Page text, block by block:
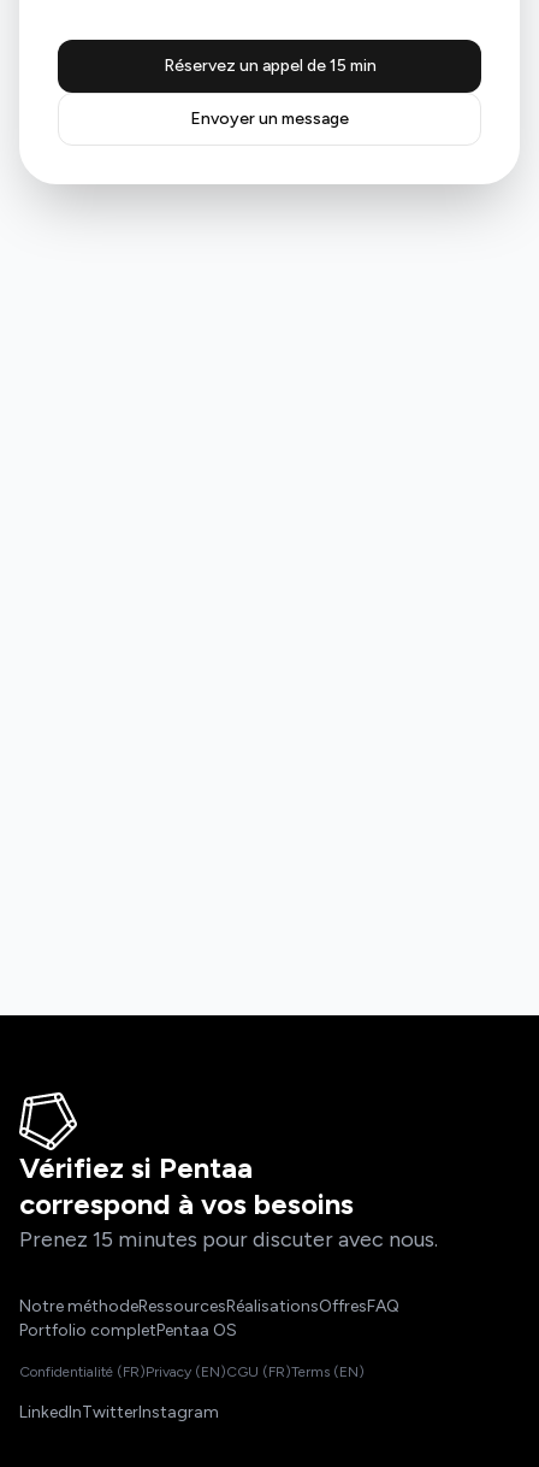
Réservez un appel de 15 min
Envoyer un message
Vérifiez si Pentaa
correspond à vos besoins
Prenez 15 minutes pour discuter avec nous.
Notre méthodeRessourcesRéalisationsOffresFAQ
Portfolio completPentaa OS
Confidentialité (FR)Privacy (EN)CGU (FR)Terms (EN)
LinkedInTwitterInstagram